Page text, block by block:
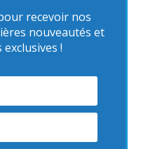
recevoir nos
nouveautés et
!